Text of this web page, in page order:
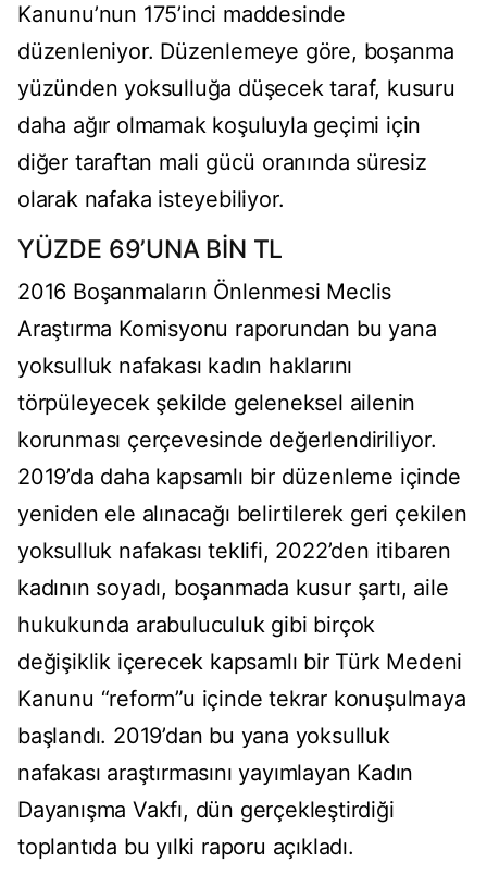
Kanunu’nun 175’inci maddesinde
düzenleniyor. Düzenlemeye göre, boşanma
yüzünden yoksulluğa düşecek taraf, kusuru
daha ağır olmamak koşuluyla geçimi için
diğer taraftan mali gücü oranında süresiz
olarak nafaka isteyebiliyor.
YÜZDE 69’UNA BİN TL
2016 Boşanmaların Önlenmesi Meclis
Araştırma Komisyonu raporundan bu yana
yoksulluk nafakası kadın haklarını
törpüleyecek şekilde geleneksel ailenin
korunması çerçevesinde değerlendiriliyor.
2019’da daha kapsamlı bir düzenleme içinde
yeniden ele alınacağı belirtilerek geri çekilen
yoksulluk nafakası teklifi, 2022’den itibaren
kadının soyadı, boşanmada kusur şartı, aile
hukukunda arabuluculuk gibi birçok
değişiklik içerecek kapsamlı bir Türk Medeni
Kanunu “reform”u içinde tekrar konuşulmaya
başlandı. 2019’dan bu yana yoksulluk
nafakası araştırmasını yayımlayan Kadın
Dayanışma Vakfı, dün gerçekleştirdiği
toplantıda bu yılki raporu açıkladı.